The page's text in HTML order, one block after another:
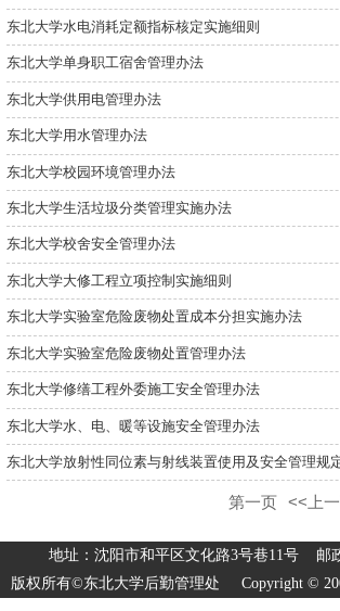
东北大学水电消耗定额指标核定实施细则
东北大学单身职工宿舍管理办法
东北大学供用电管理办法
东北大学用水管理办法
东北大学校园环境管理办法
东北大学生活垃圾分类管理实施办法
东北大学校舍安全管理办法
东北大学大修工程立项控制实施细则
东北大学实验室危险废物处置成本分担实施办法
东北大学实验室危险废物处置管理办法
东北大学修缮工程外委施工安全管理办法
东北大学水、电、暖等设施安全管理办法
东北大学放射性同位素与射线装置使用及安全管理规
第一页 <<上
地址：沈阳市和平区文化路3号巷11号 邮
版权所有©东北大学后勤管理处 Copyright ©